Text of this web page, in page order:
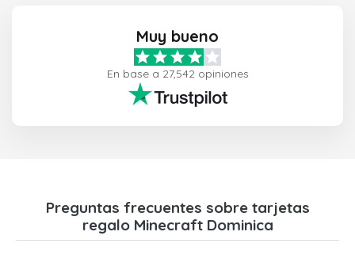
Muy bueno
En base a 27,542 opiniones
Preguntas frecuentes sobre tarjetas
regalo Minecraft Dominica